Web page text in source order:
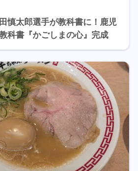
慎太郎選手が教科書に！鹿児
科書『かごしまの心』完成